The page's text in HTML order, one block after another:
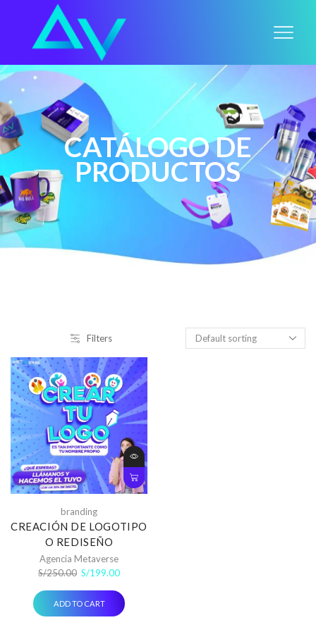
CATÁLOGO DE
PRODUCTOS
Filters
branding
CREACIÓN DE LOGOTIPO
O REDISEÑO
Agencia Metaverse
S/250.00 Original
was:
S/250.00.
S/199.00Current
is:
S/199.00.
ADD TO CART